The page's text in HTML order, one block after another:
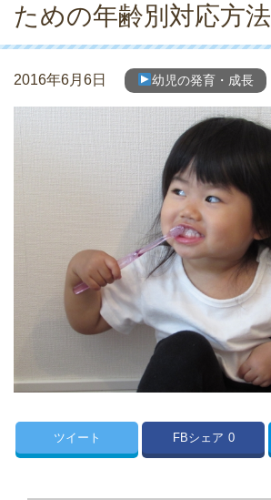
ための年齢別対応方法
2016年6月6日 幼児の発育・成長
ツイート FBシェア 0